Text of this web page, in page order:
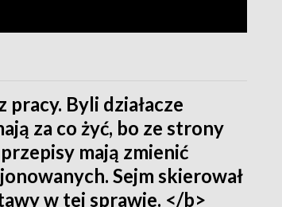
Byli działacze
za co żyć, bo ze strony
mają zmienić
Sejm skierował
w tej sprawie. </b>